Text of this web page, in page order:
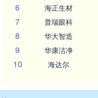
6 海正生材
7 普瑞眼科
8 华大智造
9 华康洁净
10 海达尔